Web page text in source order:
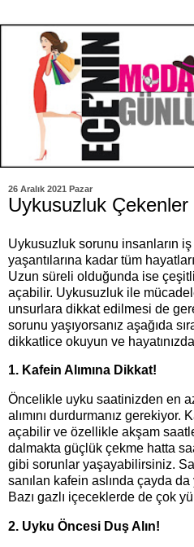
26 Aralık 2021 Pazar
Uykusuzluk
Uykusuzluk sorunu insanların iş
yaşantılarına kadar tüm
Uzun süreli olduğunda ise
açabilir. Uykusuzluk ile
unsurlara dikkat edilmesi de
sorunu yaşıyorsanız aşağıda
dikkatlice okuyun ve
1. Kafein Alımına Dikkat!
Öncelikle uyku saatinizden en
alımını durdurmanız gerekiyor.
açabilir ve özellikle akşam
dalmakta güçlük çekme hatta
gibi sorunlar yaşayabilirsiniz.
sanılan kafein aslında çayda
Bazı gazlı içeceklerde de çok
2. Uyku Öncesi Duş Alın!